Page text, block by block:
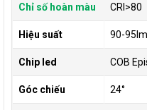
Chỉ số hoàn màu CRI>80
Hiệu suất 90-
Chip led COB
Góc chiếu 24°